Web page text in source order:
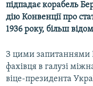
підпадає корабель
дію Конвенції про
1936 року, більш
З цими запитаннями
фахівця в галузі
віце-президента